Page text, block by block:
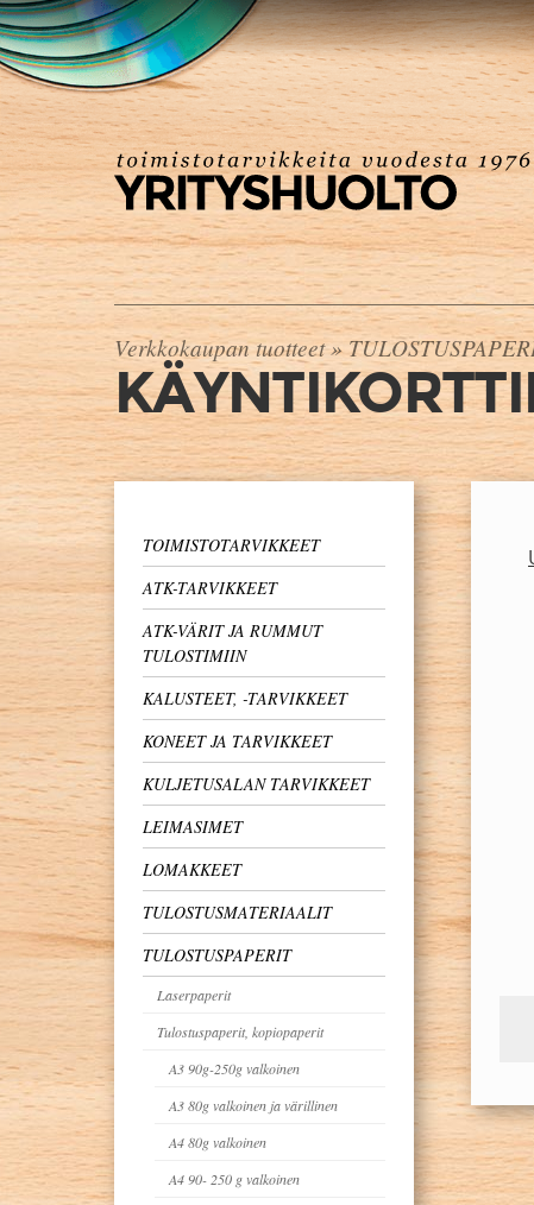
Verkkokaupan tuotteet»
TOIMISTOTARVIKKEET
ATK-TARVIKKEET
ATK-VÄRIT JA RUMMUT
TULOSTIMIIN
KALUSTEET, -TARVIKKEET
KONEET JA TARVIKKEET
KULJETUSALAN TARVIKKEET
LEIMASIMET
LOMAKKEET
TULOSTUSMATERIAALIT
TULOSTUSPAPERIT
Laserpaperit
Tulostuspaperit, kopiopaperit
A3 90g-250g valkoinen
A3 80g valkoinen ja värillinen
A4 80g valkoinen
A4 90- 250 g valkoinen